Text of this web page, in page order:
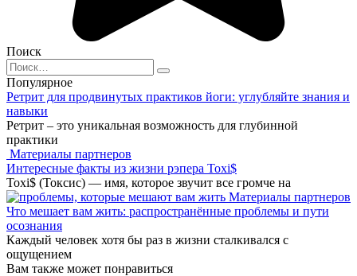
Поиск
Search
for:
Популярное
Ретрит для продвинутых практиков йоги: углубляйте знания и
навыки
Ретрит – это уникальная возможность для глубинной
практики
Материалы партнеров
Интересные факты из жизни рэпера Toxi$
Toxi$ (Токсис) — имя, которое звучит все громче на
Материалы партнеров
Что мешает вам жить: распространённые проблемы и пути
осознания
Каждый человек хотя бы раз в жизни сталкивался с
ощущением
Вам также может понравиться